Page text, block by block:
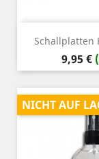
Schallplatten
Preis
9,95 €
NICHT AUF